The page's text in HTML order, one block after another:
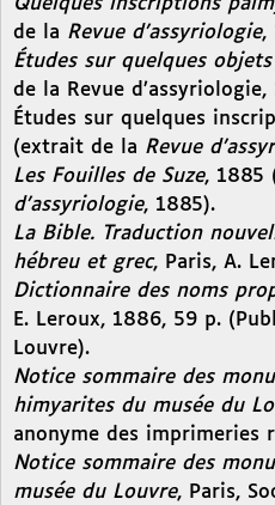
Quelques inscriptions
de la Revue d’assyriologie,
Études sur quelques
de la Revue d’assyriologie,
Études sur quelques
(extrait de la Revue
Les Fouilles de Suze, 1885
d’assyriologie, 1885).
La Bible. Traduction
hébreu et grec, Paris, A.
Dictionnaire des noms
E. Leroux, 1886, 59 p.
Louvre).
Notice sommaire des
himyarites du musée du
anonyme des imprimeries
Notice sommaire des
musée du Louvre, Paris,